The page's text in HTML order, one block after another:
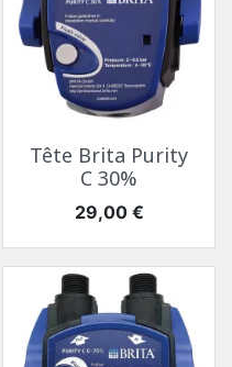
Tête Brita Purity
C 30%
Prix
29,00 €